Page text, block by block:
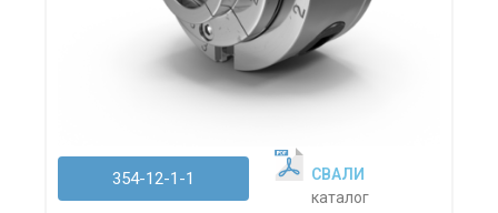
354-12-1-1
СВАЛИ
каталог